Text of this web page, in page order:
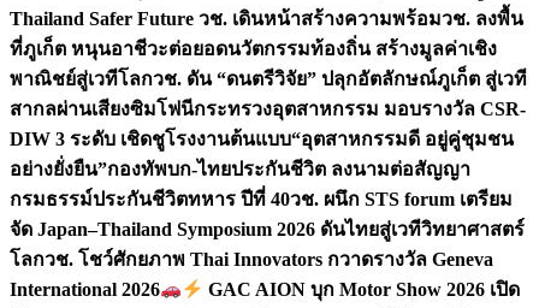
Thailand Safer Future วช. เดินหน้าสร้างความพร้อมวช. ลงพื้น
ที่ภูเก็ต หนุนอาชีวะต่อยอดนวัตกรรมท้องถิ่น สร้างมูลค่าเชิง
พาณิชย์สู่เวทีโลกวช. ดัน “ดนตรีวิจัย” ปลุกอัตลักษณ์ภูเก็ต สู่เวที
สากลผ่านเสียงซิมโฟนีกระทรวงอุตสาหกรรม มอบรางวัล CSR-
DIW 3 ระดับ เชิดชูโรงงานต้นแบบ“อุตสาหกรรมดี อยู่คู่ชุมชน
อย่างยั่งยืน”กองทัพบก-ไทยประกันชีวิต ลงนามต่อสัญญา
กรมธรรม์ประกันชีวิตทหาร ปีที่ 40วช. ผนึก STS forum เตรียม
จัด Japan–Thailand Symposium 2026 ดันไทยสู่เวทีวิทยาศาสตร์
โลกวช. โชว์ศักยภาพ Thai Innovators กวาดรางวัล Geneva
International 2026
GAC AION บุก Motor Show 2026 เปิด